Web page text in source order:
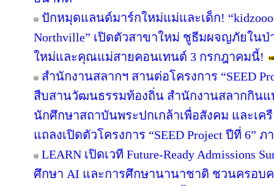
ปักหมุดแลนด์มาร์กใหม่แม่และเด็ก!
Northville” เปิดตัวสาขาใหม่ ชูธีมผจญภัยในป่
ใหม่และคุณแม่สายคอนเทนต์ 3 กรกฎาคมนี้!
สำนักงานสลากฯ สานต่อโครงการ “SEED
สืบสานวัฒนธรรมท้องถิ่น สำนักงานสลากกินแ
นักศึกษาสถาบันพระปกเกล้าเพื่อสังคม และเครื
แถลงเปิดตัวโครงการ “SEED Project ปีที่ 6”
LEARN เปิดเวที Future-Ready Admissions
ศึกษา AI และการศึกษานานาชาติ ชวนครอบ